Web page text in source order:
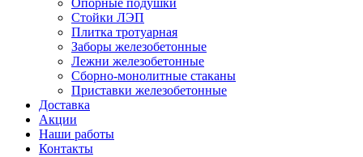
Опорные подушки
Стойки ЛЭП
Плитка тротуарная
Заборы железобетонные
Лежни железобетонные
Сборно-монолитные стаканы
Приставки железобетонные
Доставка
Акции
Наши работы
Контакты